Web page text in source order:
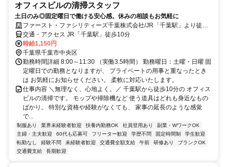
オフィスビルの清掃スタッフ
土日のみ◎固定曜日で働ける安心感。休みの相談もお気軽に
ファースト・ファシリティーズ千葉株式会社/JR「千葉駅」より徒歩
10分のオフィスビル
交通・アクセス JR「千葉駅」徒歩10分
時給1,150円
千葉県千葉市中央区
勤務時間詳細 8:00～11:30 （実働3.5時間） 勤務曜日：土曜・日曜 固
定曜日での勤務となりますが、 プライベートの用事と重なったとき
は お気軽にお知らせください。 柔軟に対応いたします。
仕事内容 ＼無理なく、心地よく。／ 千葉駅から徒歩10分の オフィス
ビルの清掃です。 モップや掃除機など 使う道具はどれも身近なもの
ばかり。 特別な資格や経験がなくても、 家事の延長のような感覚
で...
制服あり 業界未経験者歓迎 扶養内勤務OK 社員登用あり
副業・WワークOK
主婦・主夫歓迎
60代も応募可 フリーター歓迎 学歴不問 固定時間制
学生歓迎
転勤なし
経験不問 未経験者歓迎 交通費全額支給 午前 研修あり
ブランクOK
交通費支給
長期歓迎